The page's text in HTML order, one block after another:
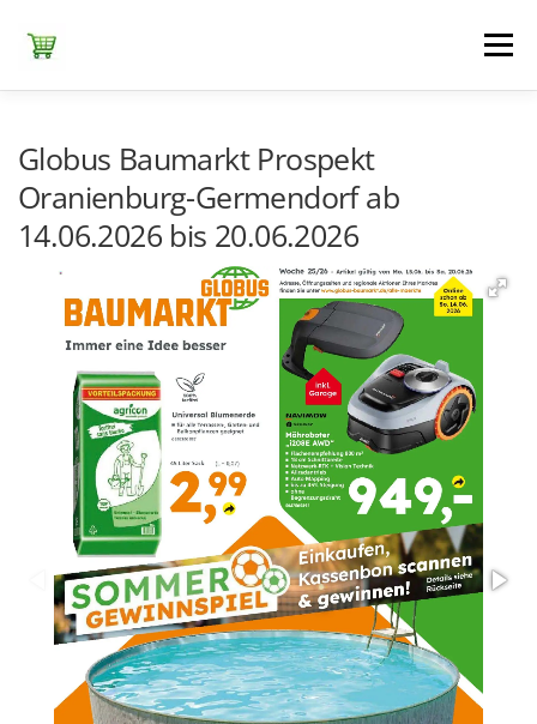
Inhalt
springen
Menü
LIDL NETTO DISCOUNT NORMA
+ ALLE
Globus Baumarkt Prospekt
Oranienburg-Germendorf ab
14.06.2026 bis 20.06.2026